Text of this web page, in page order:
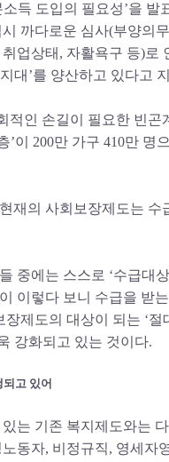
득 도입의 필요성’을
까다로운 심사(부양의
업상태, 자활욕구 등)
대’를 양산하고 있다고
적인 손길이 필요한 빈
’이 200만 가구 410만
재의 사회보장제도는 수
중에는 스스로 ‘수급대
이렇다 보니 수급을 받
제도의 대상이 되는 ‘
강화되고 있는 것이다.
고 있어
는 기존 복지제도와는
동자, 비정규직, 영세자